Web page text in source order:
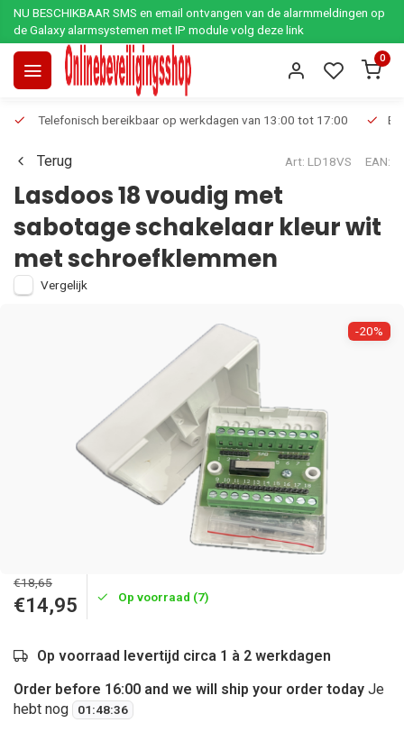
NU BESCHIKBAAR SMS en email ontvangen van de alarmmeldingen op
de Galaxy alarmsystemen met IP module volg deze link
0
Telefonisch bereikbaar op werkdagen van 13:00 tot 17:00
Terug Art: LD18VS EAN:
Lasdoos 18 voudig met
sabotage schakelaar kleur wit
met schroefklemmen
Vergelijk
-20%
€18,65
€14,95 Op voorraad (7)
Op voorraad levertijd circa 1 à 2 werkdagen
Order before 16:00 and we will ship your order today Je
hebt nog
01:48:36